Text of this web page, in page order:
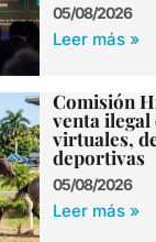
05/08/2026
Leer más »
Comisión
venta ilegal
virtuales,
deportivas
05/08/2026
Leer más »